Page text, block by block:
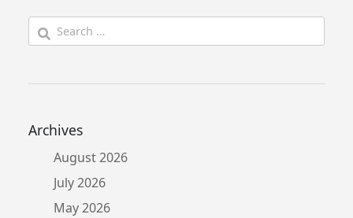
for:
Archives
August 2026
July 2026
May 2026